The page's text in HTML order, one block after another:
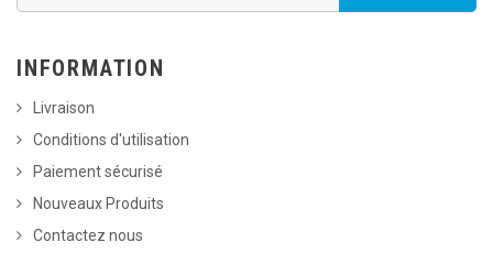
INFORMATION
Livraison
Conditions d'utilisation
Paiement sécurisé
Nouveaux Produits
Contactez nous